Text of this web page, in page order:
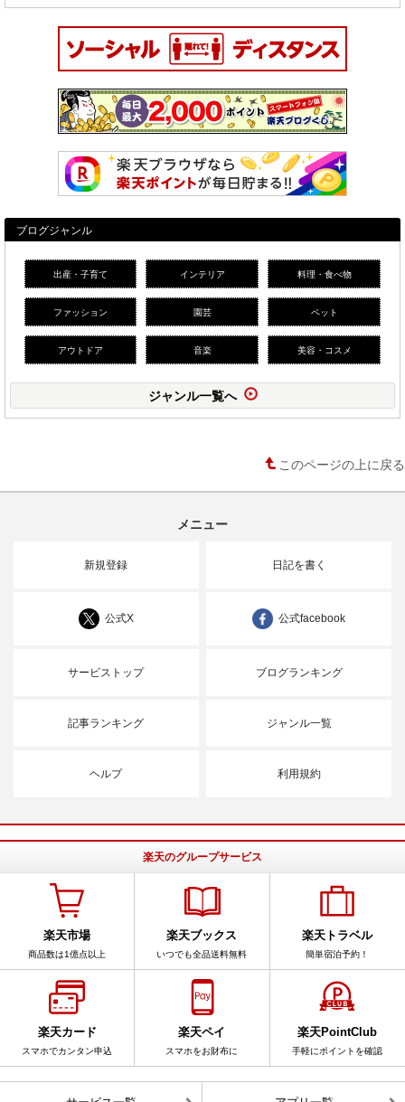
ブログジャンル
出産・子育て インテリア 料理・食べ物
ファッション 園芸 ペット
アウトドア 音楽 美容・コスメ
ジャンル一覧へ
このページの上に戻る
メニュー
新規登録 日記を書く
公式X 公式facebook
サービストップ ブログランキング
記事ランキング ジャンル一覧
ヘルプ 利用規約
楽天のグループサービス
楽天市場
商品数は1億点以上
楽天ブックス
いつでも全品送料無料
楽天トラベル
簡単宿泊予約！
楽天カード
スマホでカンタン申込
楽天ペイ
スマホをお財布に
楽天PointClub
手軽にポイントを確認